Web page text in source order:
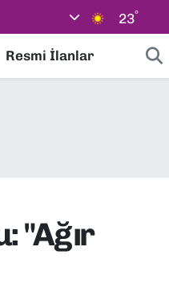
23°
Resmi İlanlar
"Ağır